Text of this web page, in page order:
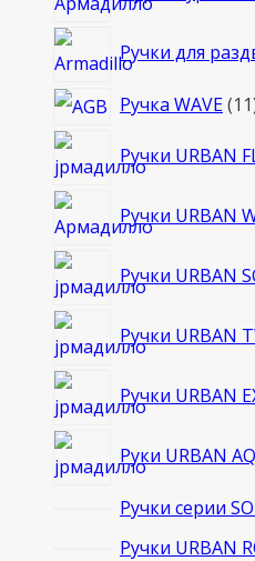
Ручки для
Ручка WAVE 11
Ручки URBAN
Ручки URBAN
Ручки URBAN
Ручки URBAN
Ручки URBAN
Руки URBAN
Ручки серии
Ручки URBAN